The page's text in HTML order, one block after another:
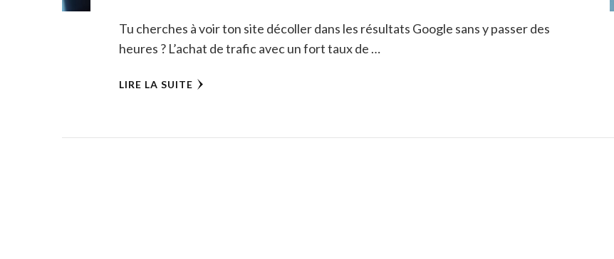
Tu cherches à voir ton site décoller dans les résultats Google sans y passer des
heures ? L’achat de trafic avec un fort taux de …
LIRE LA SUITE